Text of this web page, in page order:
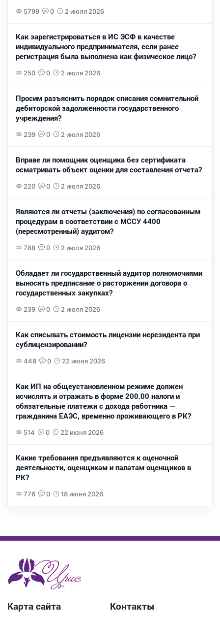
5799 0 2 июля 2026
Как зарегистрироваться в ИС ЭСФ в качестве
индивидуального предпринимателя, если ранее
регистрация была выполнена как физическое лицо?
250 0 2 июля 2026
Просим разъяснить порядок списания сомнительной
дебиторской задолженности государственного
учреждения?
239 0 2 июля 2026
Вправе ли помощник оценщика без сертификата
осматривать объект оценки для составления отчета?
220 0 2 июля 2026
Являются ли отчеты (заключения) по согласованным
процедурам в соответствии с МССУ 4400
(пересмотренный) аудитом?
788 0 2 июля 2026
Обладает ли государственный аудитор полномочиями
выносить предписание о расторжении договора о
государственных закупках?
239 0 2 июля 2026
Как списывать стоимость лицензии нерезидента при
сублицензировании?
448 0 22 июня 2026
Как ИП на общеустановленном режиме должен
исчислять и отражать в форме 200.00 налоги и
обязательные платежи с дохода работника —
гражданина ЕАЭС, временно проживающего в РК?
514 0 22 июня 2026
Какие требования предъявляются к оценочной
деятельности, оценщикам и палатам оценщиков в
РК?
776 0 18 июня 2026
Карта сайта Контакты